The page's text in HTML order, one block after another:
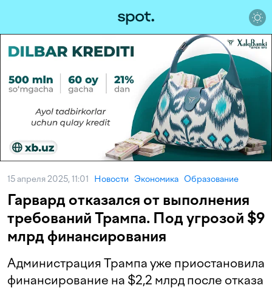
15 апреля 2025, 11:01 Новости Экономика Образование
Гарвард отказался от выполнения
требований Трампа. Под угрозой $9
млрд финансирования
Администрация Трампа уже приостановила
финансирование на $2,2 млрд после отказа